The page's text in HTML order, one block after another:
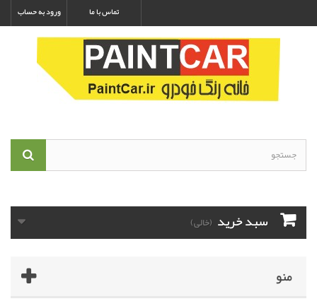
ورود به حساب تماس با ما
سبد خرید (خالی)
منو